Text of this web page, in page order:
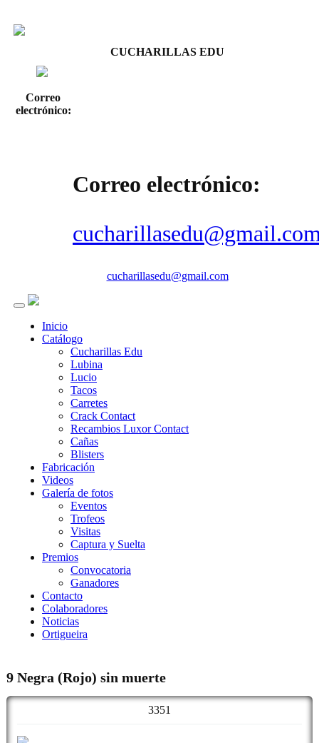
CUCHARILLAS EDU
Correo electrónico:
Correo
electrónico:
cucharillasedu@gmail.com
Inicio
Catálogo
Cucharillas Edu
Lubina
Lucio
Tacos
Carretes
Crack Contact
Recambios Luxor Contact
Cañas
Blisters
Fabricación
Videos
Galería de fotos
Eventos
Trofeos
Visitas
Captura y Suelta
Premios
Convocatoria
Ganadores
Contacto
Colaboradores
Noticias
Ortigueira
9 Negra (Rojo) sin muerte
3351